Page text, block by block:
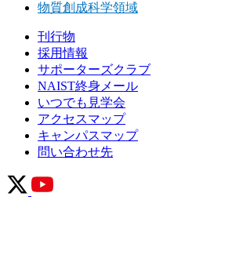
物質創成科学領域
刊行物
採用情報
サポーターズクラブ
NAIST終身メール
いつでも見学会
アクセスマップ
キャンパスマップ
問い合わせ先